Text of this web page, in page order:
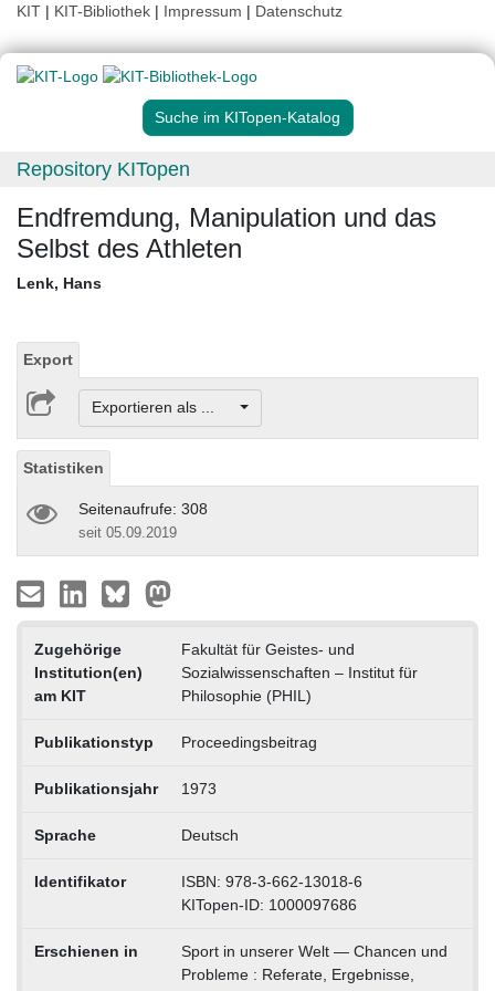
KIT | KIT-Bibliothek | Impressum | Datenschutz
Suche im KITopen-Katalog
Repository KITopen
Endfremdung, Manipulation und das
Selbst des Athleten
Lenk, Hans
Export
Exportieren als ...
Statistiken
Seitenaufrufe: 308
seit 05.09.2019
Zugehörige
Institution(en)
am KIT
Fakultät für Geistes- und
Sozialwissenschaften – Institut für
Philosophie (PHIL)
Publikationstyp Proceedingsbeitrag
Publikationsjahr 1973
Sprache Deutsch
Identifikator
ISBN: 978-3-662-13018-6
KITopen-ID: 1000097686
Erschienen in
Sport in unserer Welt — Chancen und
Probleme : Referate, Ergebnisse,